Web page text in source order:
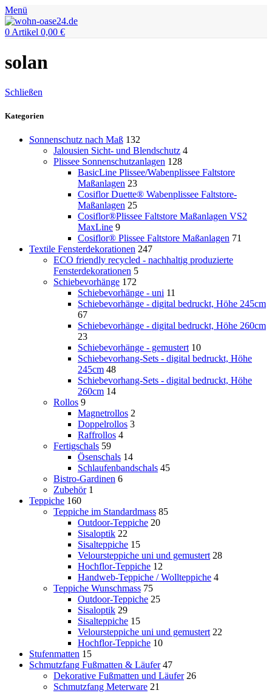
Menü
0 Artikel 0,00 €
solan
Schließen
Kategorien
Sonnenschutz nach Maß 132
Jalousien Sicht- und Blendschutz 4
Plissee Sonnenschutzanlagen 128
BasicLine Plissee/Wabenplissee Faltstore
Maßanlagen 23
Cosiflor Duette® Wabenplissee Faltstore-
Maßanlagen 25
Cosiflor®Plissee Faltstore Maßanlagen VS2
MaxLine 9
Cosiflor® Plissee Faltstore Maßanlagen 71
Textile Fensterdekorationen 247
ECO friendly recycled - nachhaltig produzierte
Fensterdekorationen 5
Schiebevorhänge 172
Schiebevorhänge - uni 11
Schiebevorhänge - digital bedruckt, Höhe 245cm
67
Schiebevorhänge - digital bedruckt, Höhe 260cm
23
Schiebevorhänge - gemustert 10
Schiebevorhang-Sets - digital bedruckt, Höhe
245cm 48
Schiebevorhang-Sets - digital bedruckt, Höhe
260cm 14
Rollos 9
Magnetrollos 2
Doppelrollos 3
Raffrollos 4
Fertigschals 59
Ösenschals 14
Schlaufenbandschals 45
Bistro-Gardinen 6
Zubehör 1
Teppiche 160
Teppiche im Standardmass 85
Outdoor-Teppiche 20
Sisaloptik 22
Sisalteppiche 15
Veloursteppiche uni und gemustert 28
Hochflor-Teppiche 12
Handweb-Teppiche / Wollteppiche 4
Teppiche Wunschmass 75
Outdoor-Teppiche 25
Sisaloptik 29
Sisalteppiche 15
Veloursteppiche uni und gemustert 22
Hochflor-Teppiche 10
Stufenmatten 15
Schmutzfang Fußmatten & Läufer 47
Dekorative Fußmatten und Läufer 26
Schmutzfang Meterware 21